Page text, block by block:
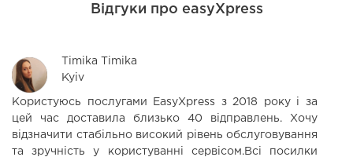
Відгуки про easyXpress
Timika Timika
Kyiv
Користуюсь послугами EasyXpress з 2018 року і за
цей час доставила близько 40 відправлень. Хочу
відзначити стабільно високий рівень обслуговування
та зручність у користуванні сервісом.Всі посилки